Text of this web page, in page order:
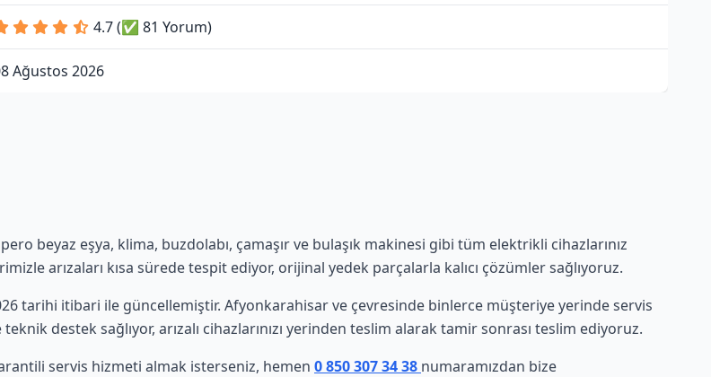
4.7 (✅ 81 Yorum)
Ağustos 2026
beyaz eşya, klima, buzdolabı, çamaşır ve bulaşık makinesi gibi tüm elektrikli cihazlarınız
arızaları kısa sürede tespit ediyor, orijinal yedek parçalarla kalıcı çözümler sağlıyoruz.
tarihi itibari ile güncellemiştir. Afyonkarahisar ve çevresinde binlerce müşteriye yerinde servis
destek sağlıyor, arızalı cihazlarınızı yerinden teslim alarak tamir sonrası teslim ediyoruz.
servis hizmeti almak isterseniz, hemen 0 850 307 34 38 numaramızdan bize